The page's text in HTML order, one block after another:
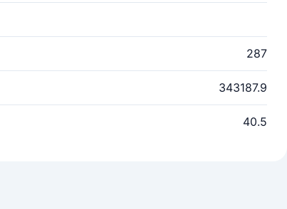
287
343187.9
40.5